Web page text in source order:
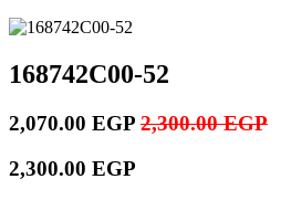
168742C00-52
2,070.00 EGP 2,300.00EGP
2,300.00 EGP